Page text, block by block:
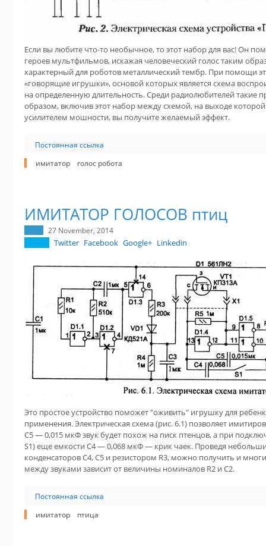
Если вы любите что-то необычное, то этот набор для вас! Он
героев мультфильмов, искажая человеческий голос таким
характерный для роботов металлический тембр. При помощи
«говорящие игрушки», основой которых является схема
на определенную длительность. Среди радиолюбителей такие
образом, включив этот набор между схемой, на выходе которой
усилителем мошности, вы получите желаемый эффект.
Постоянная ссылка
имитатор
голос робота
ИМИТАТОР ГОЛОСОВ птиц
27 November, 2014
Twitter Facebook Google+ Linkedin
Это простое устройство поможет "оживить" игрушку для
применения. Электрическая схема (рис. 6.1) позволяет
С5 — 0,015 мкФ звук будет похож на писк птенцов, а при
S1) еще емкости С4 — 0,068 мкФ — крик чаек. Проведя
конденсаторов С4, С5 и резистором R3, можно получить и
между звуками зависит от величины номиналов R2 и С2.
Постоянная ссылка
имитатор
птица